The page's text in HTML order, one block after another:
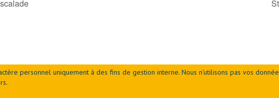
personnel uniquement à des fins de gestion interne. Nous n'utilisons pas vos